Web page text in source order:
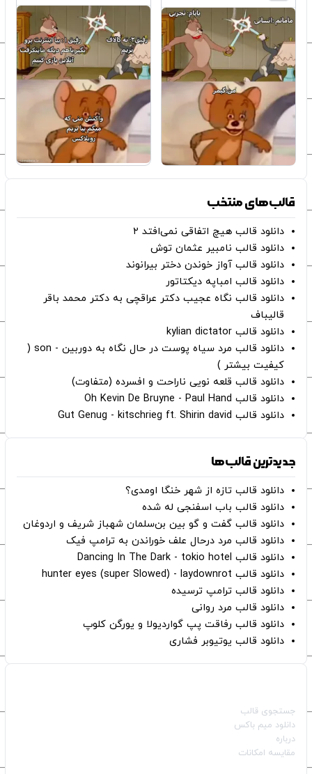
قالب‌های منتخب
دانلود قالب هیچ اتفاقی نمی‌افتد ۲
دانلود قالب نامبیر عثمان ‌توش
دانلود قالب آواز خوندن دختر بیرانوند
دانلود قالب امباپه دیکتاتور
دانلود قالب نگاه عجیب دکتر عراقچی به دکتر محمد باقر
قالیباف
دانلود قالب kylian dictator
دانلود قالب مرد سیاه پوست در حال نگاه به دوربین - son (
کیفیت بیشتر )
دانلود قالب قلعه نویی ناراحت و افسرده (متفاوت)
دانلود قالب Oh Kevin De Bruyne - Paul Hand
دانلود قالب Gut Genug - kitschrieg ft. Shirin david
جدیدترین قالب‌ها
دانلود قالب تازه از شهر خنگا اومدی؟
دانلود قالب باب اسفنجی له شده
دانلود قالب گفت و گو بین بن‌سلمان شهباز شریف و اردوغان
دانلود قالب مرد درحال علف خوراندن به ترامپ فیک
دانلود قالب Dancing In The Dark - tokio hotel
دانلود قالب hunter eyes (super Slowed) - laydownrot
دانلود قالب ترامپ ترسیده
دانلود قالب مرد روانی
دانلود قالب رفاقت پپ گواردیولا و یورگن کلوپ
دانلود قالب یوتیوبر فشاری
جستجوی قالب
دانلود میم باکس
درباره
مقایسه امکانات